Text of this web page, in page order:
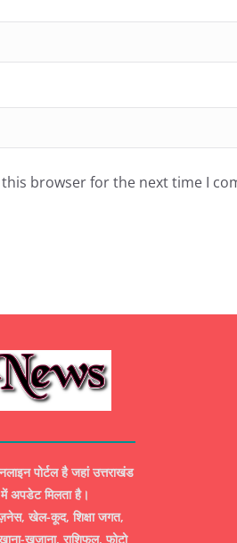
browser for the next time I
पोर्टल है जहां उत्तराखंड
अपडेट मिलता है।
खेल-कूद, शिक्षा जगत,
खज़ाना, राशिफल, फोटो